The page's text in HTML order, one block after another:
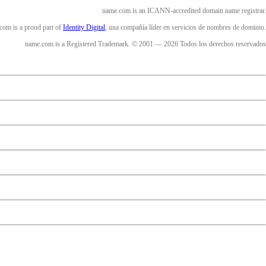
name.com is an ICANN-accredited domain name registrar.
is a proud part of Identity Digital, una compañía líder en servicios de nombres de dominio.
name.com is a Registered Trademark. © 2001 — 2026 Todos los derechos reservados